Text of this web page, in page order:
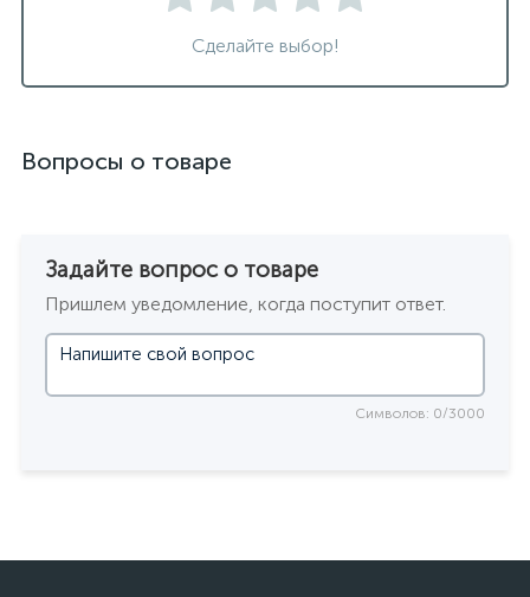
Сделайте выбор!
Вопросы о товаре
Задайте вопрос о товаре
Пришлем уведомление, когда поступит ответ.
Символов: 0/3000